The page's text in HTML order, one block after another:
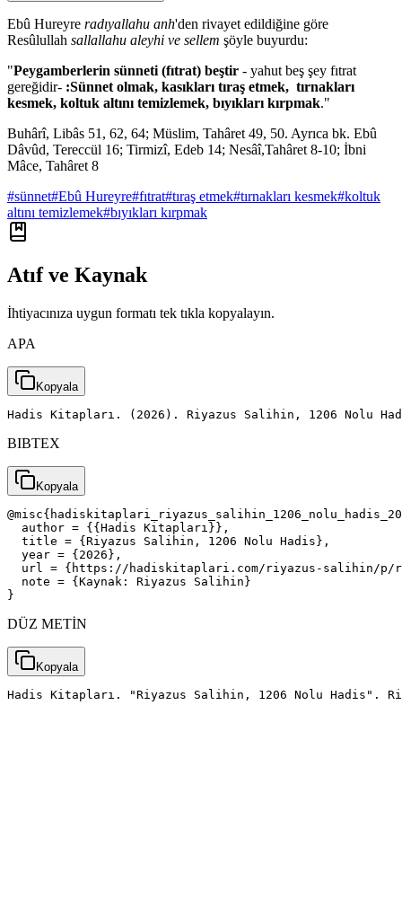
Ebû Hureyre radıyallahu anh'den rivayet edildiğine göre
Resûlullah sallallahu aleyhi ve sellem şöyle buyurdu:
"Peygamberlerin sünneti (fıtrat) beştir - yahut beş şey fıtrat
gereğidir- :Sünnet olmak, kasıkları tıraş etmek, tırnakları
kesmek, koltuk altını temizlemek, bıyıkları kırpmak."
Buhârî, Libâs 51, 62, 64; Müslim, Tahâret 49, 50. Ayrıca bk. Ebû
Dâvûd, Tereccül 16; Tirmizî, Edeb 14; Nesâî,Tahâret 8-10; İbni
Mâce, Tahâret 8
#sünnet#Ebû Hureyre#fıtrat#tıraş etmek#tırnakları kesmek#koltuk
altını temizlemek#bıyıkları kırpmak
Atıf ve Kaynak
İhtiyacınıza uygun formatı tek tıkla kopyalayın.
APA
Kopyala
Hadis Kitapları. (2026). Riyazus Salihin, 1206 Nolu
BIBTEX
Kopyala
  author = {{Hadis Kitapları}},
  title = {Riyazus Salihin, 1206 Nolu Hadis},
  year = {2026},
url = {https://hadiskitaplari.com/riyazus-salihin/
  note = {Kaynak: Riyazus Salihin}
}
DÜZ METİN
Kopyala
Hadis Kitapları. "Riyazus Salihin, 1206 Nolu Hadis".